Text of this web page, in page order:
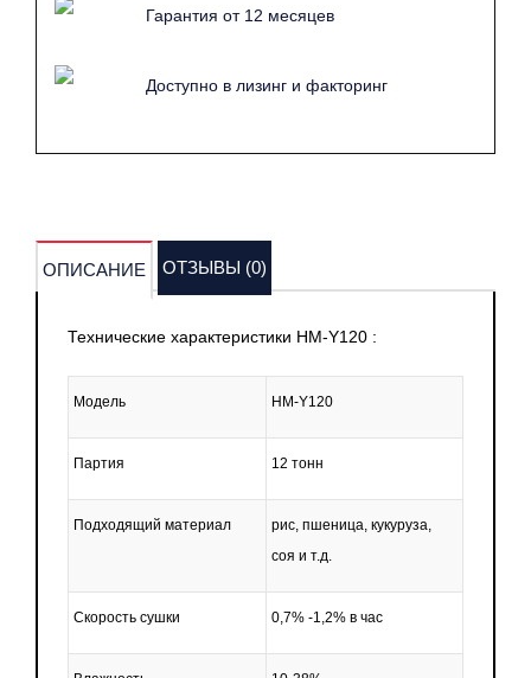
Гарантия от 12 месяцев
Доступно в лизинг и факторинг
ОПИСАНИЕ ОТЗЫВЫ (0)
Технические характеристики HM-Y120 :
Модель HM-Y120
Партия 12 тонн
Подходящий материал
рис, пшеница, кукуруза,
соя и т.д.
Скорость сушки 0,7% -1,2% в час